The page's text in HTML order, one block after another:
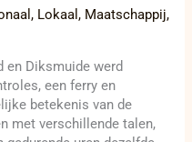
, Lokaal, Maatschappij,
en Diksmuide werd
een ferry en
betekenis van de
met verschillende talen,